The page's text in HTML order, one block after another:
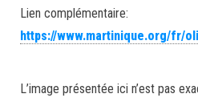
Lien complémentaire:
https://www.martinique.org/fr/
L’image présentée ici n’est pas